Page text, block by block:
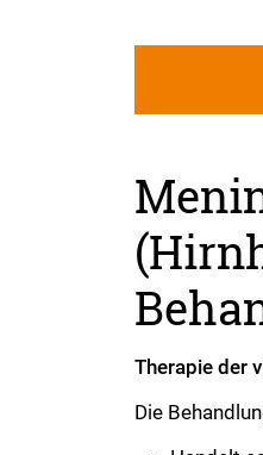
Therapie der
Die